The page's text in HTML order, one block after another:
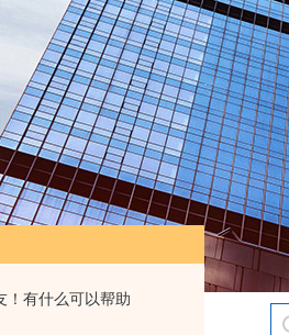
！有什么可以帮助
器，电子天平